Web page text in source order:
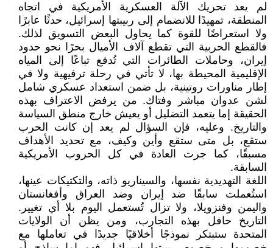
لم يعد تحريك الآلة العسكرية الأمريكية في اتجاه
المنطقة، تمهيدًا للانضمام إلى ربيبتها إسرائيل، حدثًا عابرًا
ولا استعراضًا للقوة كما يحاول البعض التسويق لذلك.
فالقطع الحربية التي تقطع آلاف الأميال بحرًا نحو حدود
إيران، وحاملات الطائرات التي تُدفع تباعًا إلى المياه
الإقليمية المحيطة بها، لا تأتي في رحلة ترفيهية ولا في
إطار مناورات روتينية، بل ضمن استعداد عسكري شامل
لشن عدوان مباشر وفتاك. من يرفض الاعتراف بهذه
الحقيقة إما يتعمد التضليل أو يعيش خارج منطق السياسة
والتاريخ. وعليه، فإن السؤال لم يعد إن كانت الحرب
ستقع، بل متى ستقع وأين وكيف، مع تحديد الأهداف
مسبقًا، كما جرت العادة في كل الحروب الأمريكية
السابقة.
اللغة التهديدية نفسها، والسيناريو ذاته، والتكتيكات عينها،
استُعملت سابقًا ضد إيران وضد العراق وأفغانستان
واليمن وفنزويلا، ولا تزال تُستعمل اليوم بلا أي تغيير.
التاريخ حافل بهذه التجارب، ومن يظن أن الولايات
المتحدة ستبتكر نموذجًا أخلاقيًا جديدًا في تعاملها مع